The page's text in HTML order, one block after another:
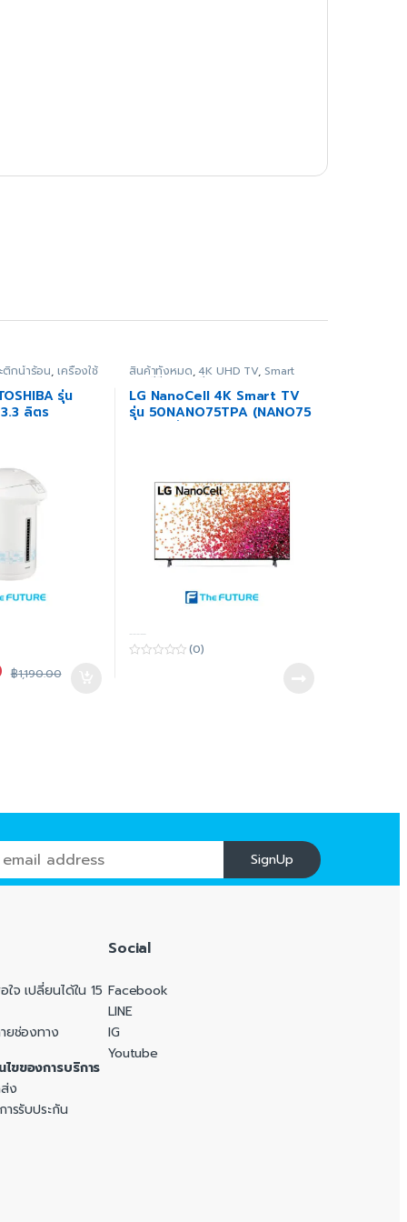
ติกน้ำร้อน, เครื่องใช้
รุ่น
ลิตร
฿1,190.00
สินค้าทั้งหมด,4K UHD TV, Smart
ทีวี ภาพ/เสียง
LG NanoCell 4K Smart TV
รุ่น 50NANO75TPA (NANO75
-----
(0)
SignUp
จ เปลี่ยนได้ใน 15
ยช่องทาง
ขของการบริการ
ง
รรับประกัน
Social
Facebook
LINE
IG
Youtube